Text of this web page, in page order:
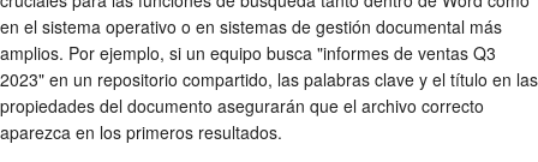
en el sistema operativo o en sistemas de gestión documental más
amplios. Por ejemplo, si un equipo busca "informes de ventas Q3
2023" en un repositorio compartido, las palabras clave y el título en las
propiedades del documento asegurarán que el archivo correcto
aparezca en los primeros resultados.